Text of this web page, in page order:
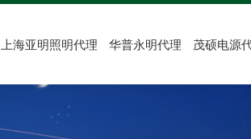
上海亚明照明代理 华普永明代理 茂硕电源